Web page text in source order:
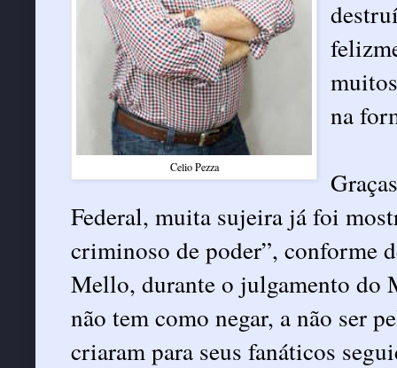
Celio Pezza
na
Federal, muita sujeira já foi
criminoso de poder”, conforme
Mello, durante o julgamento do
não tem como negar, a não ser
criaram para seus fanáticos